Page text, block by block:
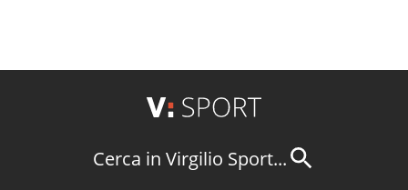
Cerca in Virgilio Sport...